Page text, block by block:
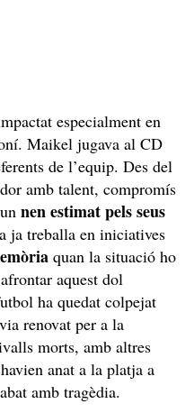
especialment en
Maikel jugava al CD
de l’equip. Des del
amb talent, compromís
nen estimat pels seus
ja treballa en iniciatives
quan la situació ho
aquest dol
ha quedat colpejat
renovat per a la
morts, amb altres
anat a la platja a
amb tragèdia.